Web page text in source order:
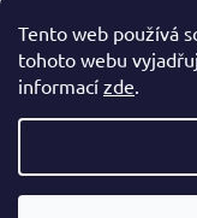
Tento web používá
tohoto webu
informací zde.
Copyright 2026